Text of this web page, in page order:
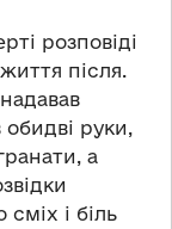
розповіді
після.
руки,
а
і біль